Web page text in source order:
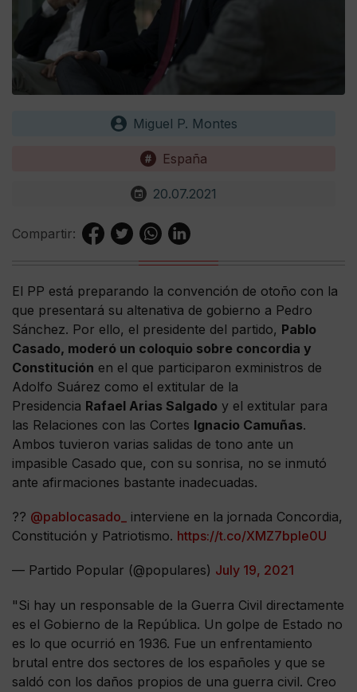
Miguel P. Montes
España
20.07.2021
Compartir:
El PP está preparando la convención de otoño con la
que presentará su altenativa de gobierno a Pedro
Sánchez. Por ello, el presidente del partido, Pablo
Casado, moderó un coloquio sobre concordia y
Constitución en el que participaron exministros de
Adolfo Suárez como el extitular de la
Presidencia Rafael Arias Salgado y el extitular para
las Relaciones con las Cortes Ignacio Camuñas.
Ambos tuvieron varias salidas de tono ante un
impasible Casado que, con su sonrisa, no se inmutó
ante afirmaciones bastante inadecuadas.
?? @pablocasado_
interviene en la jornada Concordia,
Constitución y Patriotismo. https://t.co/XMZ7bpIe0U
— Partido Popular (@populares) July 19, 2021
"Si hay un responsable de la Guerra Civil directamente
es el Gobierno de la República. Un golpe de Estado no
es lo que ocurrió en 1936. Fue un enfrentamiento
brutal entre dos sectores de los españoles y que se
saldó con los daños propios de una guerra civil. Creo